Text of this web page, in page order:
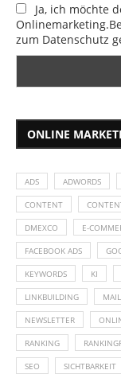
Ja, ich möchte
zum Datenschutz
ONLINE
ADS ADWORDS
CONTENT
DMEXCO E-
FACEBOOK ADS
KEYWORDS KI
LINKBUILDING
NEWSLETTER
RANKING
SEO SICHTBARKEIT